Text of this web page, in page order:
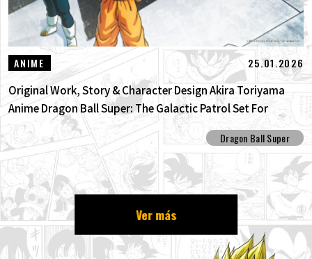
ANIME 25.01.2026
Original Work, Story & Character Design Akira Toriyama
Anime Dragon Ball Super: The Galactic Patrol Set For
Production!
Dragon Ball Super
Ver más